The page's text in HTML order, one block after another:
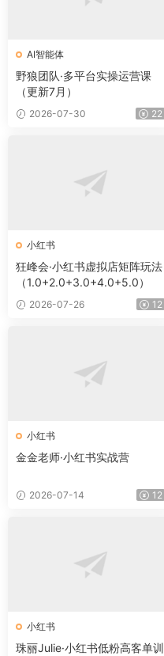
AI智能体
野狼团队·多平台实操运营课
（更新7月）
2026-07-30 22
小红书
狂峰会·小红书虚拟店矩阵玩法
（1.0+2.0+3.0+4.0+5.0）
2026-07-26 12
小红书
金金老师·小红书实战营
2026-07-14 12
小红书
珠丽Julie·小红书低粉高客单训